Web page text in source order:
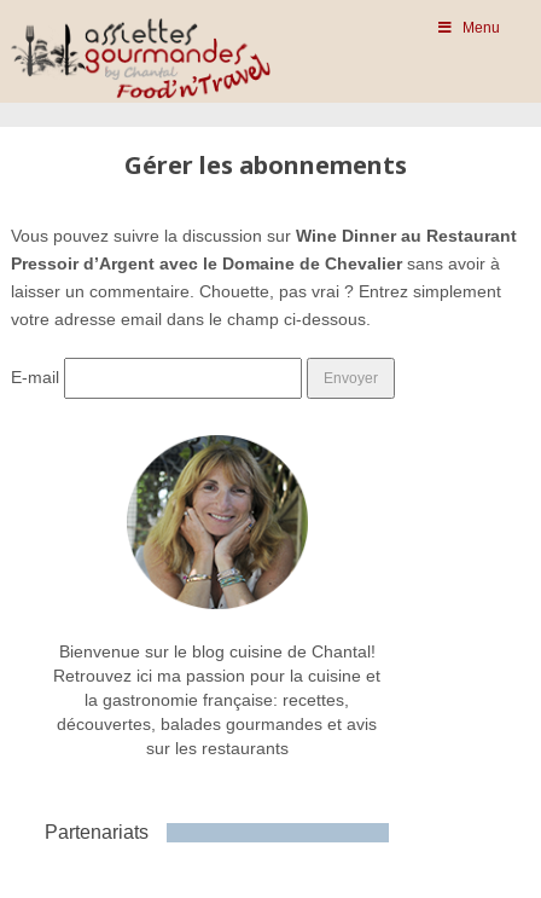
Menu
Gérer les abonnements
Vous pouvez suivre la discussion sur Wine Dinner au Restaurant
Pressoir d’Argent avec le Domaine de Chevaliersans avoir à
laisser un commentaire. Chouette, pas vrai ? Entrez simplement
votre adresse email dans le champ ci-dessous.
E-mail
Bienvenue sur le blog cuisine de Chantal!
Retrouvez ici ma passion pour la cuisine et
la gastronomie française: recettes,
découvertes, balades gourmandes et avis
sur les restaurants
Partenariats